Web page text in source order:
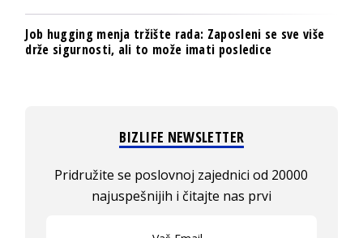
Job hugging menja tržište rada: Zaposleni se sve više
drže sigurnosti, ali to može imati posledice
BIZLIFE NEWSLETTER
Pridružite se poslovnoj zajednici od 20000
najuspešnijih i čitajte nas prvi